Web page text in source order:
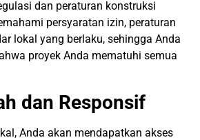
dan peraturan konstruksi
persyaratan izin, peraturan
lokal yang berlaku, sehingga Anda
proyek Anda mematuhi semua
dan Responsif
Anda akan mendapatkan akses